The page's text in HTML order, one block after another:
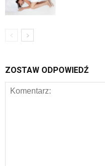
ZOSTAW ODPOWIEDŹ